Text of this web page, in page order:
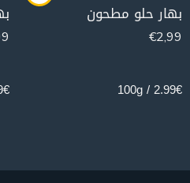
بهار حلو مطحون
€2,99
2.99€ / 100g